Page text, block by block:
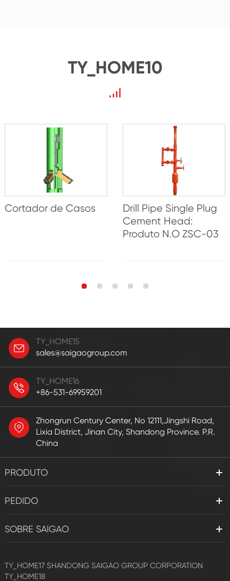
TY_HOME10
Cortador de Casos
Drill Pipe Single Plug
Cement Head:
Produto N.O ZSC-03
TY_HOME15
sales@saigaogroup.com
TY_HOME16
+86-531-69959201
Zhongrun Century Center, No 12111,Jingshi Road,
Lixia District, Jinan City, Shandong Province. P.R.
China
PRODUTO
PEDIDO
SOBRE SAIGAO
TY_HOME17 SHANDONG SAIGAO GROUP CORPORATION
TY_HOME18